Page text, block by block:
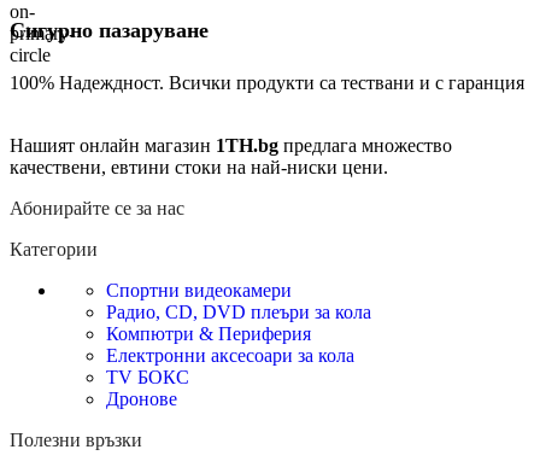
Сигурно пазаруване
100% Надеждност. Всички продукти са тествани и с гаранция
Нашият онлайн магазин 1TH.bg предлага множество
качествени, евтини стоки на най-ниски цени.
Абонирайте се за нас
Категории
Спортни видеокамери
Радио, CD, DVD плеъри за кола
Компютри & Периферия
Електронни аксесоари за кола
TV БОКС
Дронове
Полезни връзки